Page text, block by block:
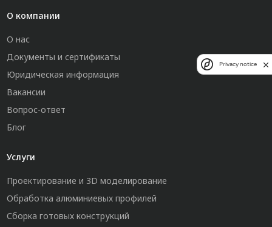
О компании
О нас
Документы и сертификаты
Юридическая информация
Вакансии
Вопрос-ответ
Блог
Услуги
Проектирование и 3D моделирование
Обработка алюминиевых профилей
Сборка готовых конструкций
Privacy notice